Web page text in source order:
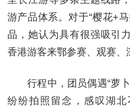
游产品体系。对于“樱花+
品，她认为具有很强吸引
香港游客来鄂参赛、观赛、
行程中，团员偶遇“萝卜
纷纷拍照留念，感叹湖